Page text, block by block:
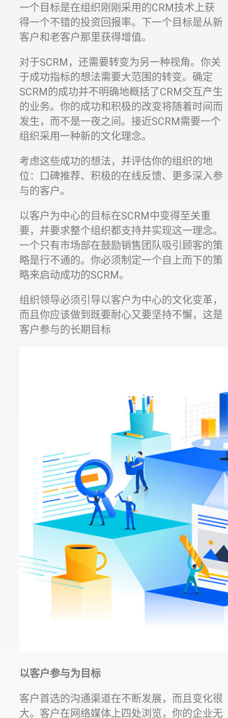
一个目标是在组织刚刚采用的CRM技术上获
得一个不错的投资回报率。下一个目标是从新
客户和老客户那里获得增值。
对于SCRM，还需要转变为另一种视角。你关
于成功指标的想法需要大范围的转变。确定
SCRM的成功并不明确地概括了CRM交互产生
的业务。你的成功和积极的改变将随着时间而
发生，而不是一夜之间。接近SCRM需要一个
组织采用一种新的文化理念。
考虑这些成功的想法，并评估你的组织的地
位：口碑推荐、积极的在线反馈、更多深入参
与的客户。
以客户为中心的目标在SCRM中变得至关重
要，并要求整个组织都支持并实现这一理念。
一个只有市场部在鼓励销售团队吸引顾客的策
略是行不通的。你必须制定一个自上而下的策
略来启动成功的SCRM。
组织领导必须引导以客户为中心的文化变革，
而且你应该做到既要耐心又要坚持不懈，这是
客户参与的长期目标
以客户参与为目标
客户首选的沟通渠道在不断发展，而且变化很
大。客户在网络媒体上四处浏览，你的企业无